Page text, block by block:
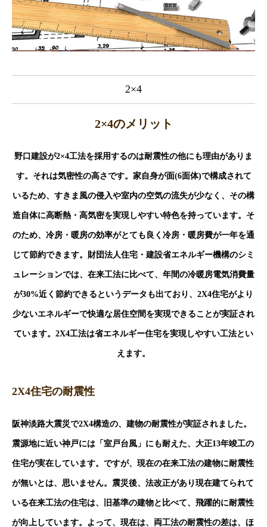
2×4
2×4のメリット
野口建設が2×4工法を採用するのは耐震性の他にも理由がありま
す。それは気密性の高さです。家自身が面(6面体)で構成されて
いるため、すきま風の侵入や室内の空気の流失が少なく、その構
造自体に高断熱・高気密を実現しやすい特色を持っています。そ
のため、冷房・暖房の効率がとても良く冷房・暖房費が一年を通
じて節約できます。財団法人住宅・建設省エネルギー機構のシミ
ュレーションでは、在来工法に比べて、年間の冷暖房電気消費量
が30%近く節約できるというデータも出ており、2X4住宅がより
少ないエネルギーで快適な居住空間を実現できることが実証され
ています。2X4工法は省エネルギー住宅を実現しやすい工法とい
えます。
2X4住宅の耐震性
阪神淡路大震災で2X4構造の、建物の耐震性が実証されました。
震源地に近い神戸には「室戸台風」にも耐えた、大正13年竣工の
住宅が実在しています。ですが、現在の在来工法の建物に耐震性
が無いとは、思いません。震災後、法改正があり現在建てられて
いる在来工法の住宅は、旧基準の建物と比べて、飛躍的に耐震性
が向上しています。よって、現在は、両工法の耐震性の差は、ほ